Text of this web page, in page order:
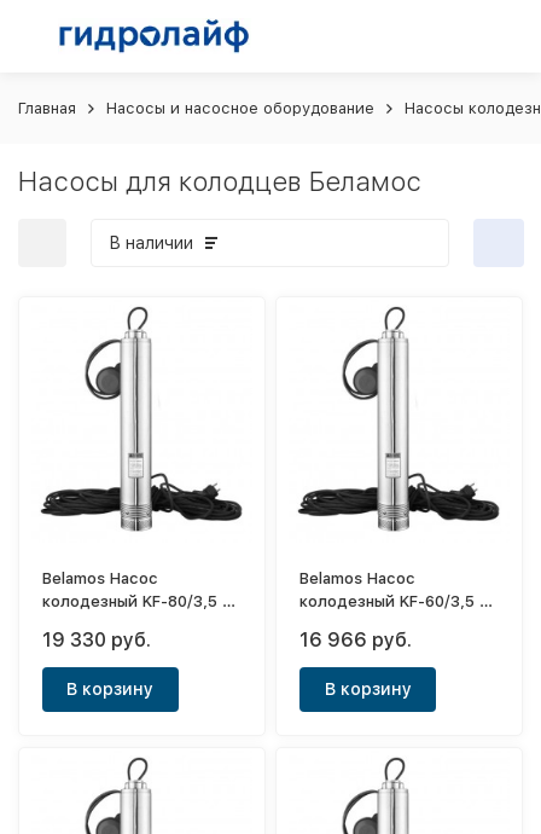
Главная Насосы и насосное оборудование Насосы
Насосы для колодцев Беламос
В наличии
Belamos Насос
колодезный KF-80/3,5 с
19 330 руб.
В корзину
Belamos Насос
колодезный KF-60/3,5 с
16 966 руб.
В корзину